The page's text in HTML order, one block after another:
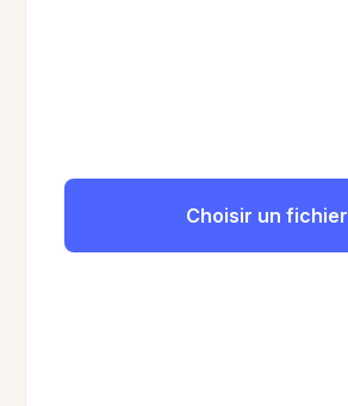
Choisir un fichier